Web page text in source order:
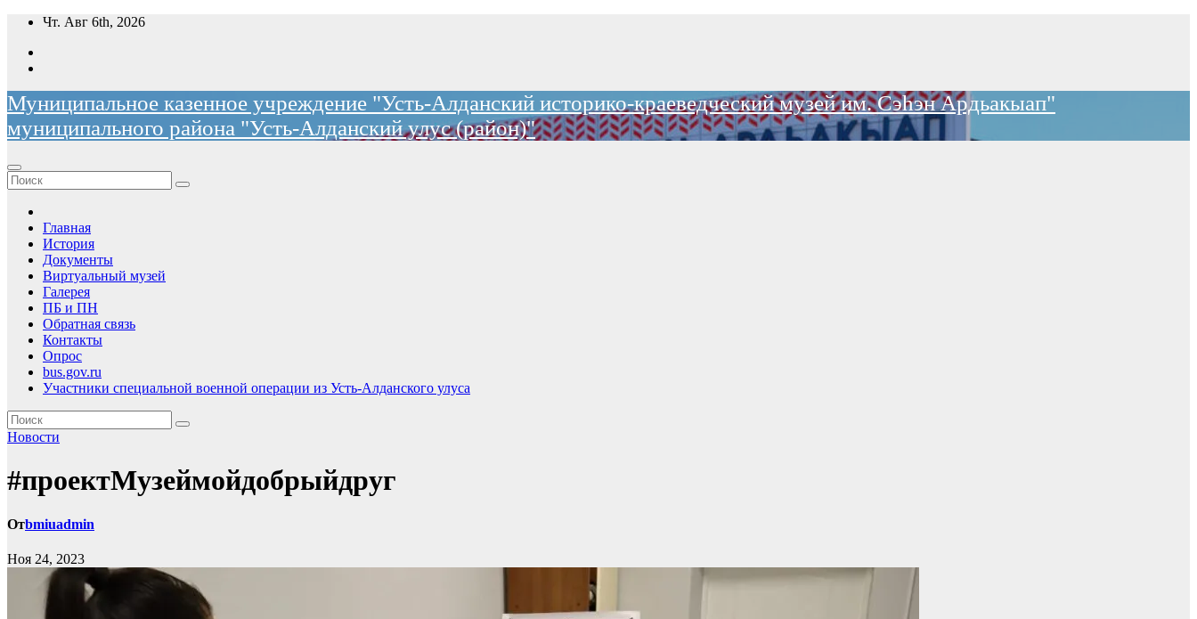
Перейти
содержимому
Чт. Авг 6th, 2026
Муниципальное казенное учреждение "Усть-Алданский историко-краеведческий музей им. Сэһэн Ардьакыап"
муниципального района "Усть-Алданский улус (район)"
Главная
История
Документы
Виртуальный музей
Галерея
ПБ и ПН
Обратная связь
Контакты
Опрос
bus.gov.ru
Участники специальной военной операции из Усть-Алданского улуса
Новости
#проектМузеймойдобрыйдруг
Отbmiuadmin
Ноя 24, 2023